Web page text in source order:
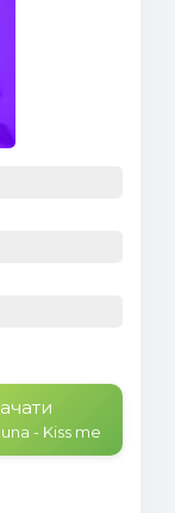
- Kiss me